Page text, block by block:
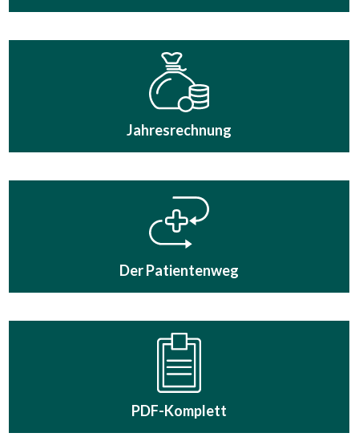
Jahresrechnung
Der Patientenweg
PDF-Komplett